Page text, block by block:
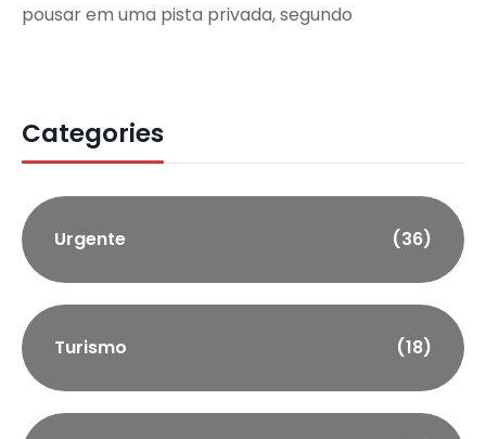
pousar em uma pista privada, segundo
Categories
Urgente (36)
Turismo (18)